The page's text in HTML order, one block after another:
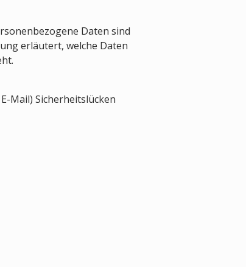
Daten sind
erläutert, welche Daten
Mail) Sicherheitslücken